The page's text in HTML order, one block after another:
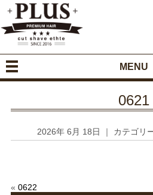
MENU
0621
2026年 6月 18日 ｜ カテゴリ
« 0622